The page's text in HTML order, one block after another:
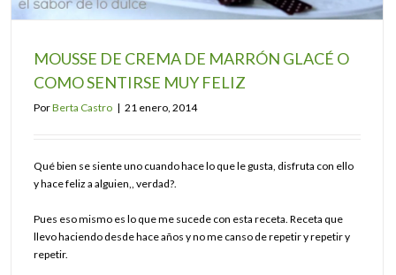
MOUSSE DE CREMA DE MARRÓN GLACÉ O
COMO SENTIRSE MUY FELIZ
PorBerta Castro | 21 enero, 2014
Qué bien se siente uno cuando hace lo que le gusta, disfruta con ello
y hace feliz a alguien,, verdad?.
Pues eso mismo es lo que me sucede con esta receta. Receta que
llevo haciendo desde hace años y no me canso de repetir y repetir y
repetir.